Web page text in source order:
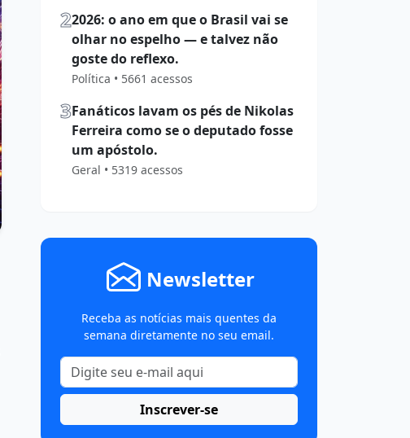
22026: o ano em que o Brasil vai se
olhar no espelho — e talvez não
goste do reflexo.
Política • 5661 acessos
3Fanáticos lavam os pés de Nikolas
Ferreira como se o deputado fosse
um apóstolo.
Geral • 5319 acessos
Newsletter
Receba as notícias mais quentes da
semana diretamente no seu email.
Inscrever-se